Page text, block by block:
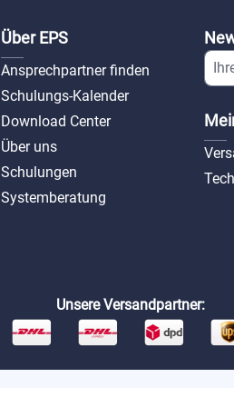
Über EPS
Ansprechpartner finden
Schulungs-Kalender
Download Center
Über uns
Schulungen
Systemberatung
Unsere Versandpartner: